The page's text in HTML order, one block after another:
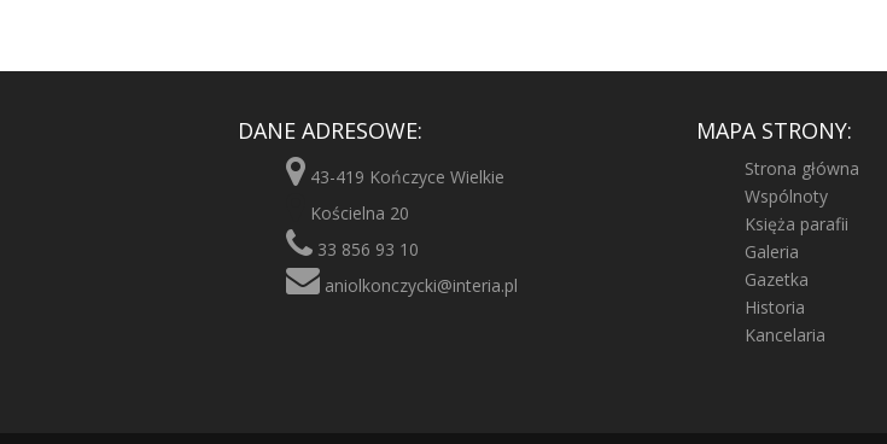
DANE ADRESOWE:
43-419 Kończyce Wielkie
Kościelna 20
33 856 93 10
aniolkonczycki@interia.pl
MAPA STRONY:
Strona główna
Wspólnoty
Księża parafii
Galeria
Gazetka
Historia
Kancelaria